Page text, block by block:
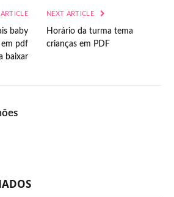
baby
em pdf
baixar
NEXT ARTICLE
Horário da turma tema
crianças em PDF